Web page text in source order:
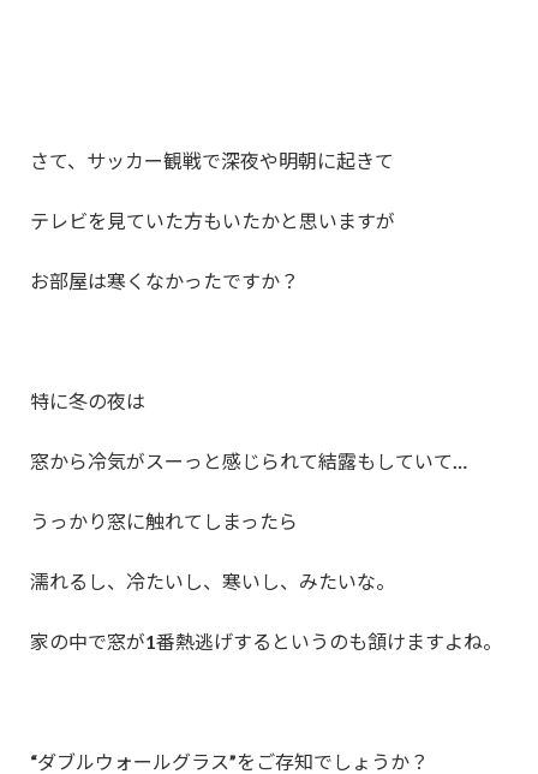
さて、サッカー観戦で深夜や明朝に起きて
テレビを見ていた方もいたかと思いますが
お部屋は寒くなかったですか？
特に冬の夜は
窓から冷気がスーっと感じられて結露もしていて…
うっかり窓に触れてしまったら
濡れるし、冷たいし、寒いし、みたいな。
家の中で窓が1番熱逃げするというのも頷けますよね。
“ダブルウォールグラス”をご存知でしょうか？